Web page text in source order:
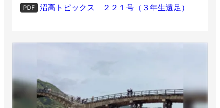
PDF 沼高トピックス ２２１号（３年生遠足）